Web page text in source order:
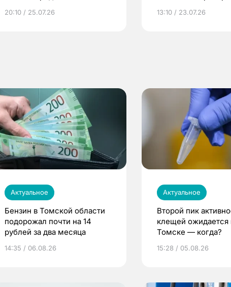
20:10 / 25.07.26
по ОМС!
13:10 / 23.07.26
Актуальное
Бензин в Томской области
подорожал почти на 14
рублей за два месяца
14:35 / 06.08.26
Актуальное
Второй пик
клещей ожидается
Томске — когда?
15:28 / 05.08.26